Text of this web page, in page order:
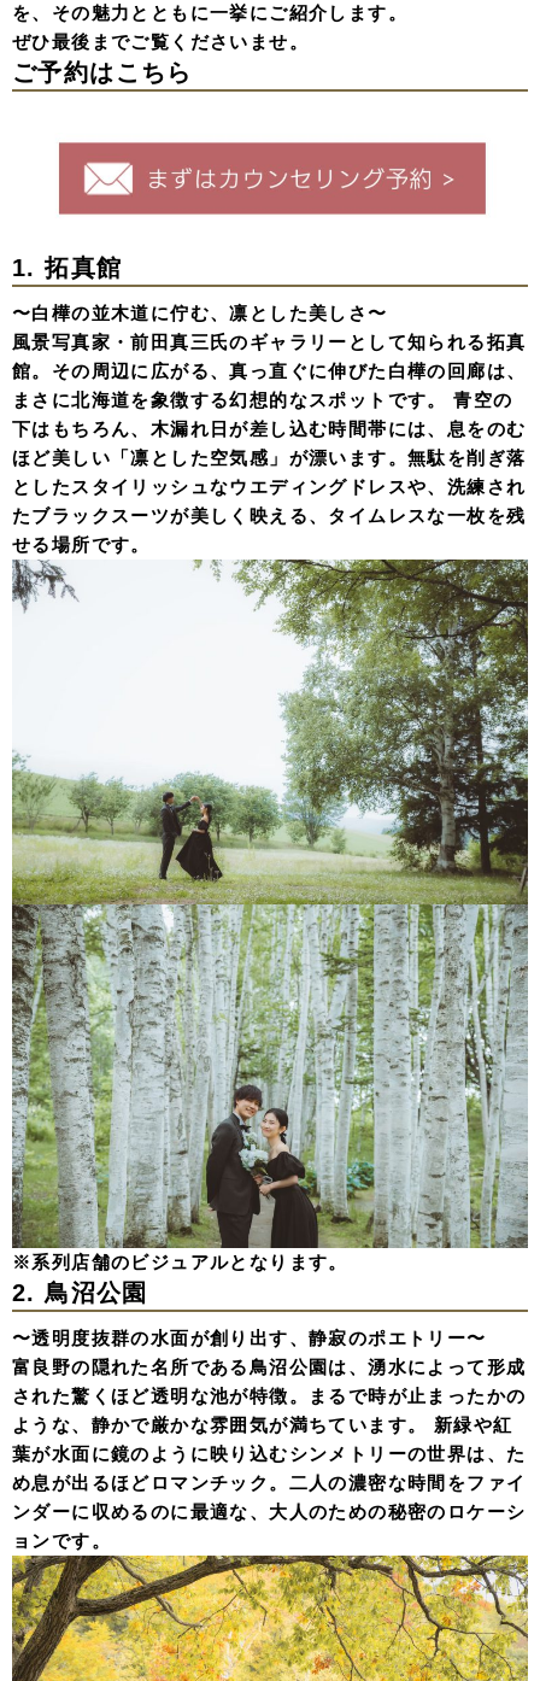
を、その魅力とともに一挙にご紹介します。
ぜひ最後までご覧くださいませ。
ご予約はこちら
1. 拓真館
〜白樺の並木道に佇む、凛とした美しさ〜
風景写真家・前田真三氏のギャラリーとして知られる拓真
館。その周辺に広がる、真っ直ぐに伸びた白樺の回廊は、
まさに北海道を象徴する幻想的なスポットです。 青空の
下はもちろん、木漏れ日が差し込む時間帯には、息をのむ
ほど美しい「凛とした空気感」が漂います。無駄を削ぎ落
としたスタイリッシュなウエディングドレスや、洗練され
たブラックスーツが美しく映える、タイムレスな一枚を残
せる場所です。
※系列店舗のビジュアルとなります。
2. 鳥沼公園
〜透明度抜群の水面が創り出す、静寂のポエトリー〜
富良野の隠れた名所である鳥沼公園は、湧水によって形成
された驚くほど透明な池が特徴。まるで時が止まったかの
ような、静かで厳かな雰囲気が満ちています。 新緑や紅
葉が水面に鏡のように映り込むシンメトリーの世界は、た
め息が出るほどロマンチック。二人の濃密な時間をファイ
ンダーに収めるのに最適な、大人のための秘密のロケーシ
ョンです。